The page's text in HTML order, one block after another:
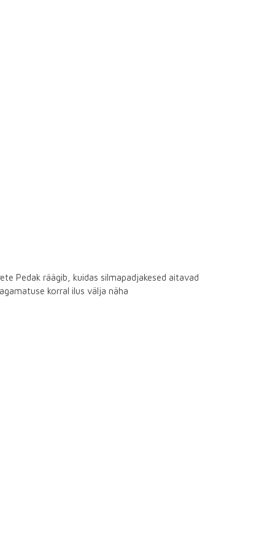
Pedak räägib, kuidas silmapadjakesed aitavad
korral ilus välja näha